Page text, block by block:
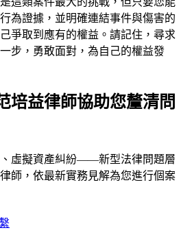
為證據，並明確連結事件與傷害的
爭取到應有的權益。請記住，尋求
步，勇敢面對，為自己的權益發
培益律師協助您釐清問
虛擬資產糾紛——新型法律問題層
師 ，依最新實務見解為您進行個案